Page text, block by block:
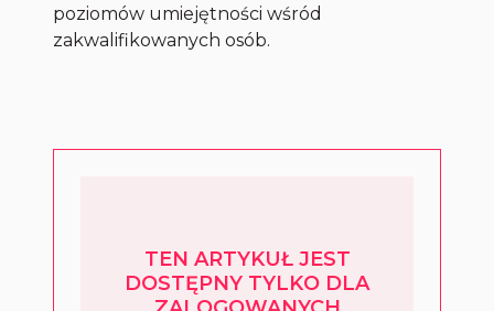
poziomów umiejętności wśród
zakwalifikowanych osób.
TEN ARTYKUŁ JEST
DOSTĘPNY TYLKO DLA